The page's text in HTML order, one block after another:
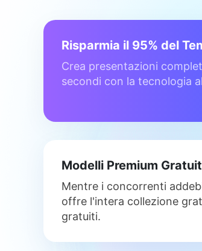
Risparmia il 95% del
Crea presentazioni
secondi con la tecnologia
Modelli Premium
Mentre i concorrenti
offre l'intera collezione
gratuiti.